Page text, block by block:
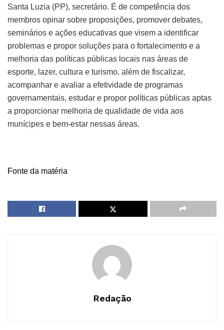
Santa Luzia (PP), secretário. É de competência dos
membros opinar sobre proposições, promover debates,
seminários e ações educativas que visem a identificar
problemas e propor soluções para o fortalecimento e a
melhoria das políticas públicas locais nas áreas de
esporte, lazer, cultura e turismo, além de fiscalizar,
acompanhar e avaliar a efetividade de programas
governamentais, estudar e propor políticas públicas aptas
a proporcionar melhoria de qualidade de vida aos
munícipes e bem-estar nessas áreas.
Fonte da matéria
Redação